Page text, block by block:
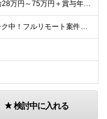
【前職給与保証】 月給28万円～75万円＋賞与年2回＋各種手当 ◎スキルや経験などを考慮。前職から給与アップをお約束します！ ◎上記月給には固定残業代30時間分(54,000円～)を含みます。超過し
【98％がリモートワーク中！フルリモート案件も豊富】 秋葉原オフィス、福岡オフィス、 リモートワークまたは全国のプロジェクト先にて勤務となります ※転勤はありません ＜本社＞ 東京都台東区台東4-
検討中に入れる